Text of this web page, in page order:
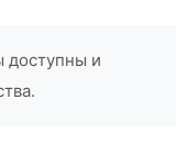
доступны и